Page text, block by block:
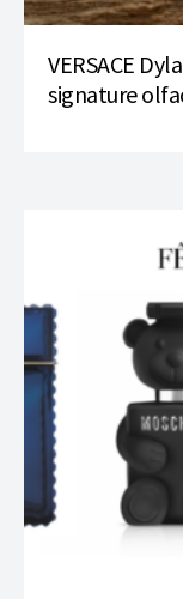
VERSACE
signature